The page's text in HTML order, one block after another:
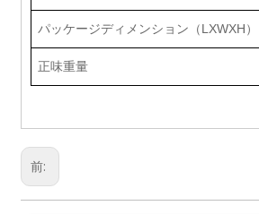
パッケージディメンション（LXWXH）
正味重量
前: